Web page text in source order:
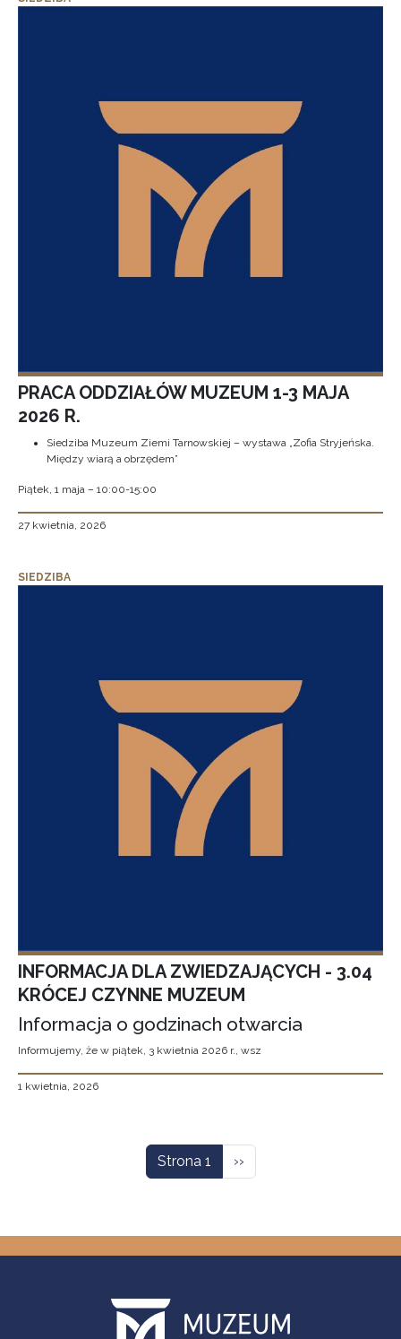
PRACA ODDZIAŁÓW MUZEUM 1-3 MAJA
2026 R.
Siedziba Muzeum Ziemi Tarnowskiej – wystawa „Zofia Stryjeńska.
Między wiarą a obrzędem”
Piątek, 1 maja – 10:00-15:00
27 kwietnia, 2026
SIEDZIBA
INFORMACJA DLA ZWIEDZAJĄCYCH - 3.04
KRÓCEJ CZYNNE MUZEUM
Informacja o godzinach otwarcia
Informujemy, że w piątek, 3 kwietnia 2026 r., wsz
1 kwietnia, 2026
Strona 1 Następna strona
››